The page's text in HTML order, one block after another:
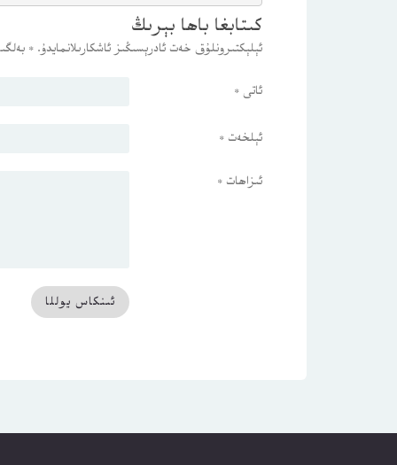
كىتابغا باھا بېرىڭ
ئېلېكتىرونلۇق خەت ئادرېسىڭىز ئاشكارىلانمايدۇ. *
ئاتى *
ئېلخەت *
ئىزاھات *